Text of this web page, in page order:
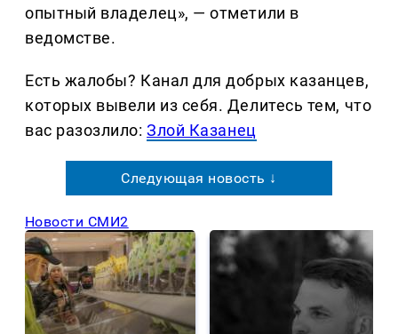
опытный владелец», — отметили в
ведомстве.
Есть жалобы? Канал для добрых казанцев,
которых вывели из себя. Делитеcь тем, что
вас разозлило:Злой Казанец
Следующая новость ↓
Новости СМИ2